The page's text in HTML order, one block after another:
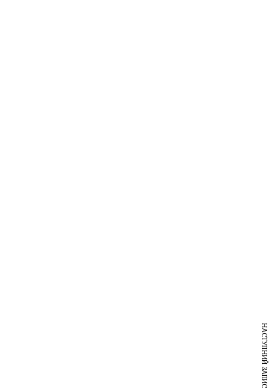
НАСТУПНИЙ ЗАПИС